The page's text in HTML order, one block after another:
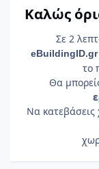
Καλώς
Σε 2
eBuildingID.gr
το
Θα
Να κατεβάσεις